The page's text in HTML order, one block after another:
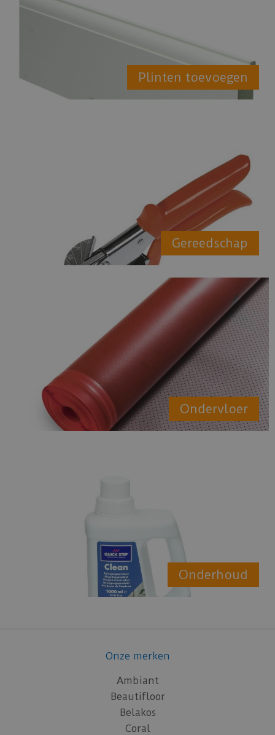
Plinten toevoegen
Gereedschap
Ondervloer
Onderhoud
Onze merken
Ambiant
Beautifloor
Belakos
Coral